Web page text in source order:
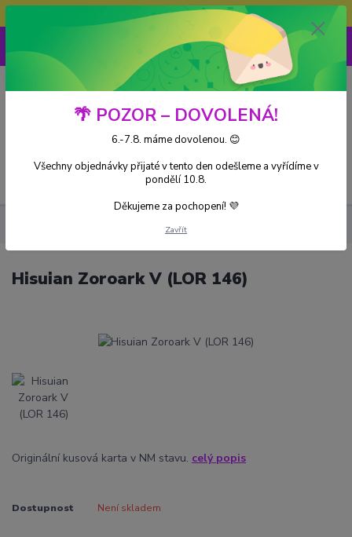
Doprava ZDARMA při nákupu nad 3000Kč
Menu
0 Kč
Hisuian Zoroark V (LOR 146)
Hisuian Zoroark V (LOR 146)
Originální kusová karta v NM stavu. celý popis
Dostupnost Není skladem
🌴 POZOR – DOVOLENÁ!
6.-7.8. máme dovolenou. 😊
Všechny objednávky přijaté v tento den odešleme a vyřídíme v
pondělí 10.8.
Děkujeme za pochopení! 💜
Zavřít